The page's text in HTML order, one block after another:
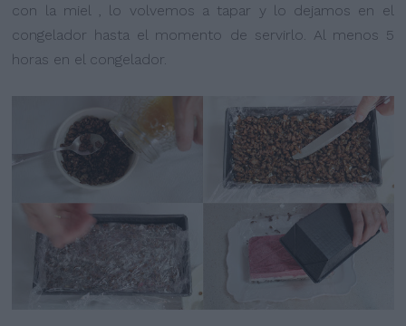
con la miel , lo volvemos a tapar y lo dejamos en el
congelador hasta el momento de servirlo. Al menos 5
horas en el congelador.